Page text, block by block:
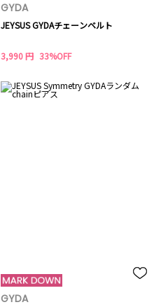
GYDA
JEYSUS GYDAチェーンベルト
3,990 円 33%OFF
GYDA